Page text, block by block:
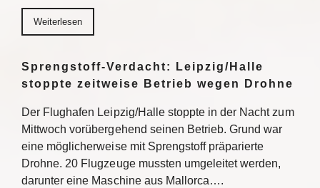
Weiterlesen
Sprengstoff-Verdacht: Leipzig/Halle
stoppte zeitweise Betrieb wegen Drohne
Der Flughafen Leipzig/Halle stoppte in der Nacht zum
Mittwoch vorübergehend seinen Betrieb. Grund war
eine möglicherweise mit Sprengstoff präparierte
Drohne. 20 Flugzeuge mussten umgeleitet werden,
darunter eine Maschine aus Mallorca….